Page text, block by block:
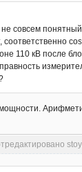
не совсем
соответственно
110 кВ после